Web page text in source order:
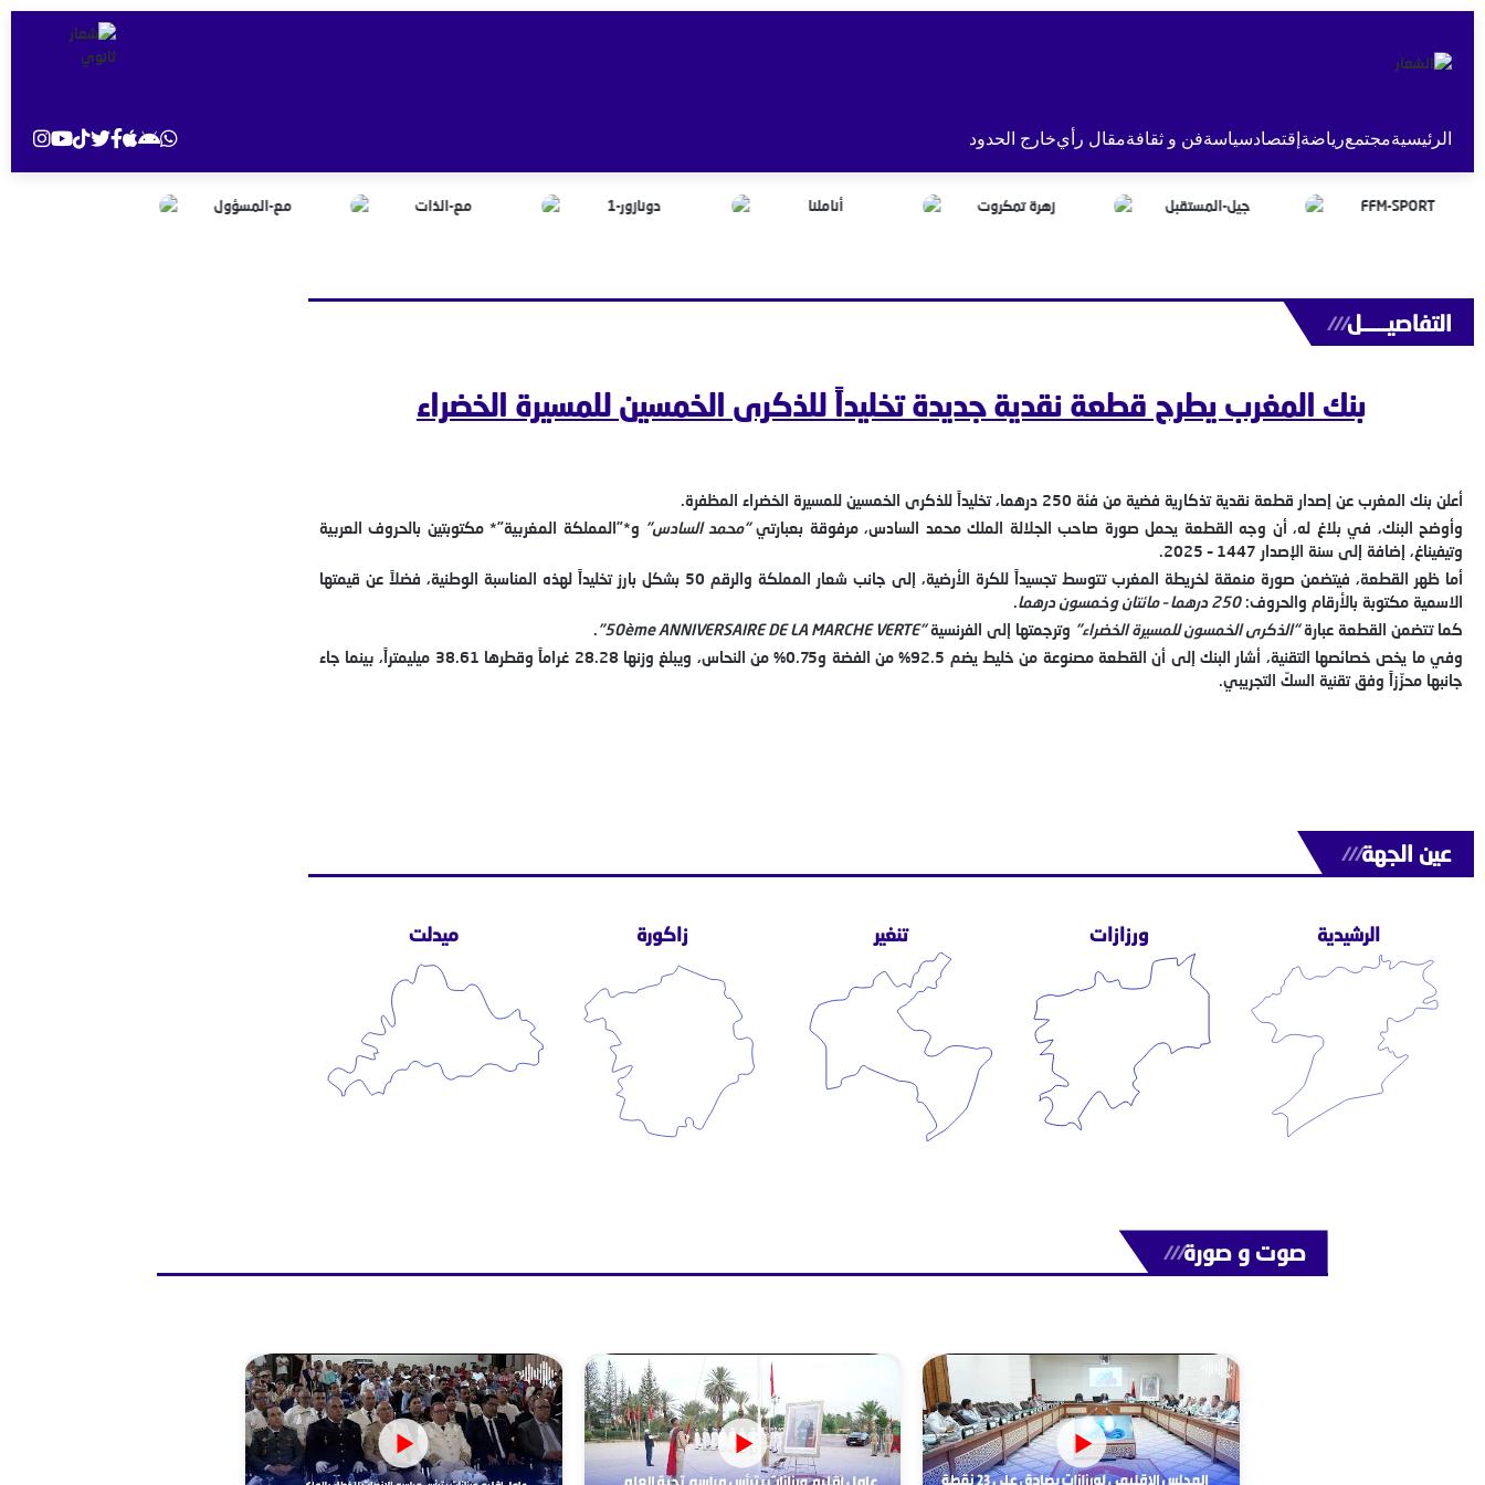
الرئيسيةمجتمعرياضة إقتصادسياسةفن و ثقافةمقال رأيخارج الحدود
التفاصيــــــل///
بنك المغرب يطرح قطعة نقدية جديدة تخليداً للذكرى الخمسين للمسيرة الخضراء
أعلن بنك المغرب عن إصدار قطعة نقدية تذكارية فضية من فئة 250 درهما، تخليداً للذكرى الخمسين للمسيرة الخضراء المظفرة.
وأوضح البنك، في بلاغ له، أن وجه القطعة يحمل صورة صاحب الجلالة الملك محمد السادس، مرفوقة بعبارتي“محمد السادس” و*”المملكة المغربية”* مكتوبتين بالحروف العربية
وتيفيناغ، إضافة إلى سنة الإصدار 1447 – 2025.
أما ظهر القطعة، فيتضمن صورة منمقة لخريطة المغرب تتوسط تجسيداً للكرة الأرضية، إلى جانب شعار المملكة والرقم 50 بشكل بارز تخليداً لهذه المناسبة الوطنية، فضلاً عن قيمتها
الاسمية مكتوبة بالأرقام والحروف:250 درهما – مائتان وخمسون درهما
.
كما تتضمن القطعة عبارة“الذكرى الخمسون للمسيرة الخضراء” وترجمتها إلى الفرنسية“50ème ANNIVERSAIRE DE LA MARCHE VERTE”
.
وفي ما يخص خصائصها التقنية، أشار البنك إلى أن القطعة مصنوعة من خليط يضم 92.5% من الفضة و0.75% من النحاس، ويبلغ وزنها 28.28 غراماً وقطرها 38.61 ميليمتراً، بينما جاء
جانبها محزّزاً وفق تقنية السكّ التجريبي.
عين الجهة///
الرشيدية ورزازات تنغير زاكورة ميدلت
صوت و صورة///